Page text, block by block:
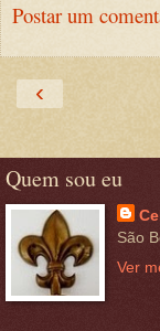
Postar um
‹
Quem sou eu
São
Ver